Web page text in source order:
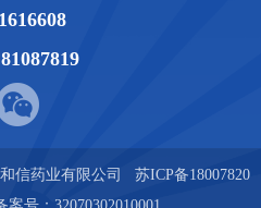
信药业有限公司 苏ICP备18007820